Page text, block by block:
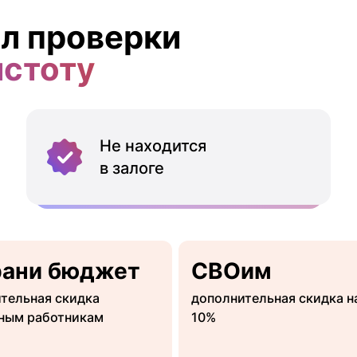
проверки
Не находится
в залоге
бюджет
скидка
работникам
СВОим
дополнительная скидка
10%